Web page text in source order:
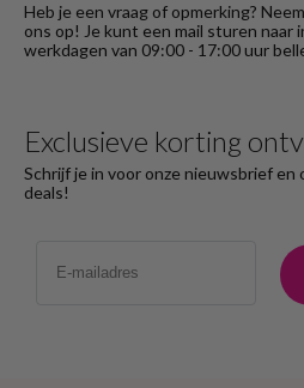
Heb je een vraag of opmerking?
ons op! Je kunt een mail sturen naar
werkdagen van 09:00 - 17:00 uur
Exclusieve korting
Schrijf je in voor onze nieuwsbrief
deals!